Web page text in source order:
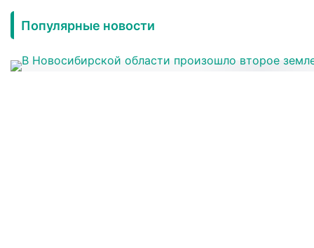
Популярные новости